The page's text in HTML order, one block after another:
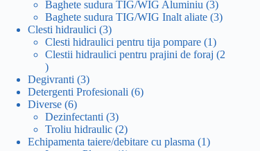
produse
Baghete sudura TIG/WIG Aluminiu 33
produse
Baghete sudura TIG/WIG Inalt aliate 33
Clesti hidraulici 33
produse
Clesti hidraulici pentru tija pompare 11
produs
Clestii hidraulici pentru prajini de foraj
2
2
produse
Degivranti 33
produse
Detergenti Profesionali 66
Diverse 66
produse
Dezinfectanti 33
produse
Troliu hidraulic 22
produse
Echipamenta taiere/debitare cu plasma 11